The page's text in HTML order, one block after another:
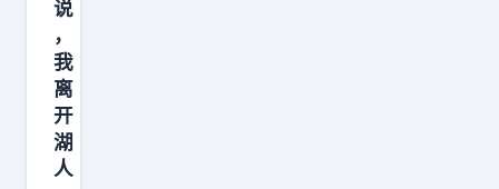
表
现
。
但
我
当
为
奥
尼
尔
身
镳
，
但
核
心
诱
说
，
我
离
开
湖
人